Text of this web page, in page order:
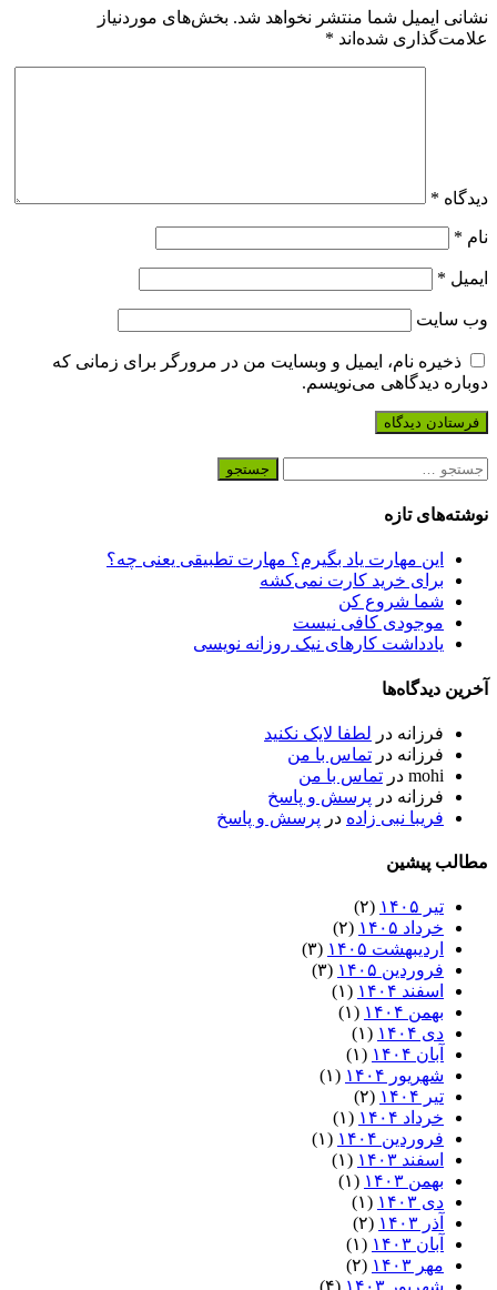
نشانی ایمیل شما منتشر نخواهد شد. بخش‌های موردنیاز
علامت‌گذاری شده‌اند *
دیدگاه *
نام *
ایمیل *
وب‌ سایت
ذخیره نام، ایمیل و وبسایت من در مرورگر برای زمانی که
دوباره دیدگاهی می‌نویسم.
جستجو
نوشته‌های تازه
این مهارت یاد بگیرم؟ مهارت تطبیقی یعنی چه؟
برای خرید کارت نمی‌‌کشه
شما شروع کن
موجودی کافی نیست
یادداشت کارهای نیک روزانه نویسی
آخرین دیدگاه‌ها
فرزانه در لطفا لایک نکنید
فرزانه در تماس با من
mohi در تماس با من
فرزانه در پرسش و پاسخ
فریبا نبی زاده در پرسش و پاسخ
مطالب پیشین
تیر ۱۴۰۵
(۲)
خرداد ۱۴۰۵
(۲)
اردیبهشت ۱۴۰۵
(۳)
فروردین ۱۴۰۵
(۳)
اسفند ۱۴۰۴
(۱)
بهمن ۱۴۰۴
(۱)
دی ۱۴۰۴
(۱)
آبان ۱۴۰۴
(۱)
شهریور ۱۴۰۴
(۱)
تیر ۱۴۰۴
(۲)
خرداد ۱۴۰۴
(۱)
فروردین ۱۴۰۴
(۱)
اسفند ۱۴۰۳
(۱)
بهمن ۱۴۰۳
(۱)
دی ۱۴۰۳
(۱)
آذر ۱۴۰۳
(۲)
آبان ۱۴۰۳
(۱)
مهر ۱۴۰۳
(۲)